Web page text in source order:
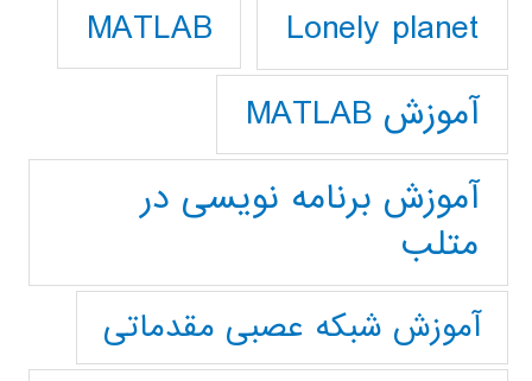
Lonely planet
MATLAB
آموزش MATLAB
آموزش برنامه نویسی در
متلب
آموزش شبکه عصبی مقدماتی